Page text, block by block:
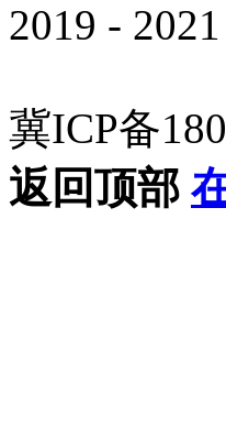
2019 -
冀ICP备
返回顶部